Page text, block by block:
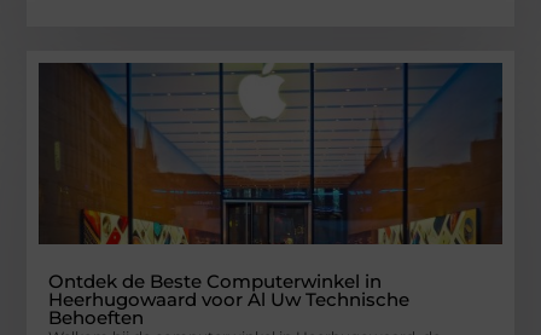
Ontdek de Beste Computerwinkel in
Heerhugowaard voor Al Uw Technische
Behoeften